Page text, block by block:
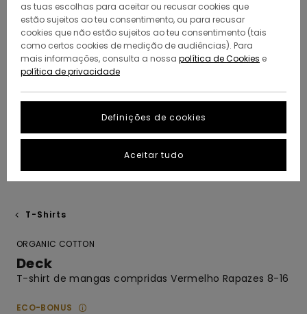
T-Shirts
ORGANIC COTTON
Deck
T-shirt de mangas compridas Vermelho Rapazes 8-16
ECO-BONUS
as tuas escolhas para aceitar ou recusar cookies que
estão sujeitos ao teu consentimento, ou para recusar
cookies que não estão sujeitos ao teu consentimento (tais
como certos cookies de medição de audiências). Para
mais informações, consulta a nossa política de Cookies e
política de privacidade
Definições de cookies
Aceitar tudo